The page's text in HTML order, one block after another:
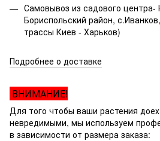
Самовывоз из садового центра-
Бориспольский район,
трассы Киев - Харьков)
Подробнее о доставке
ВНИМАНИЕ!
Для того чтобы ваши растения
невредимыми, мы используем
в зависимости от размера заказа: